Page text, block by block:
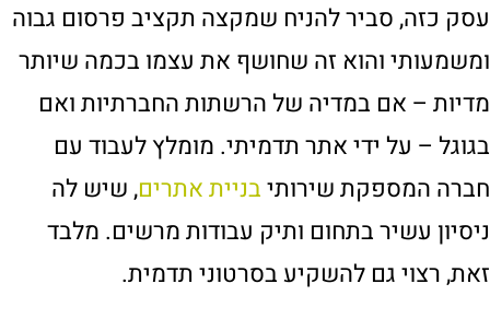
עסק כזה, סביר להניח שמקצה תקציב פרסום גבוה
ומשמעותי והוא זה שחושף את עצמו בכמה שיותר
מדיות – אם במדיה של הרשתות החברתיות ואם
בגוגל – על ידי אתר תדמיתי. מומלץ לעבוד עם
חברה המספקת שירותיבניית אתרים, שיש לה
ניסיון עשיר בתחום ותיק עבודות מרשים. מלבד
זאת, רצוי גם להשקיע בסרטוני תדמית.